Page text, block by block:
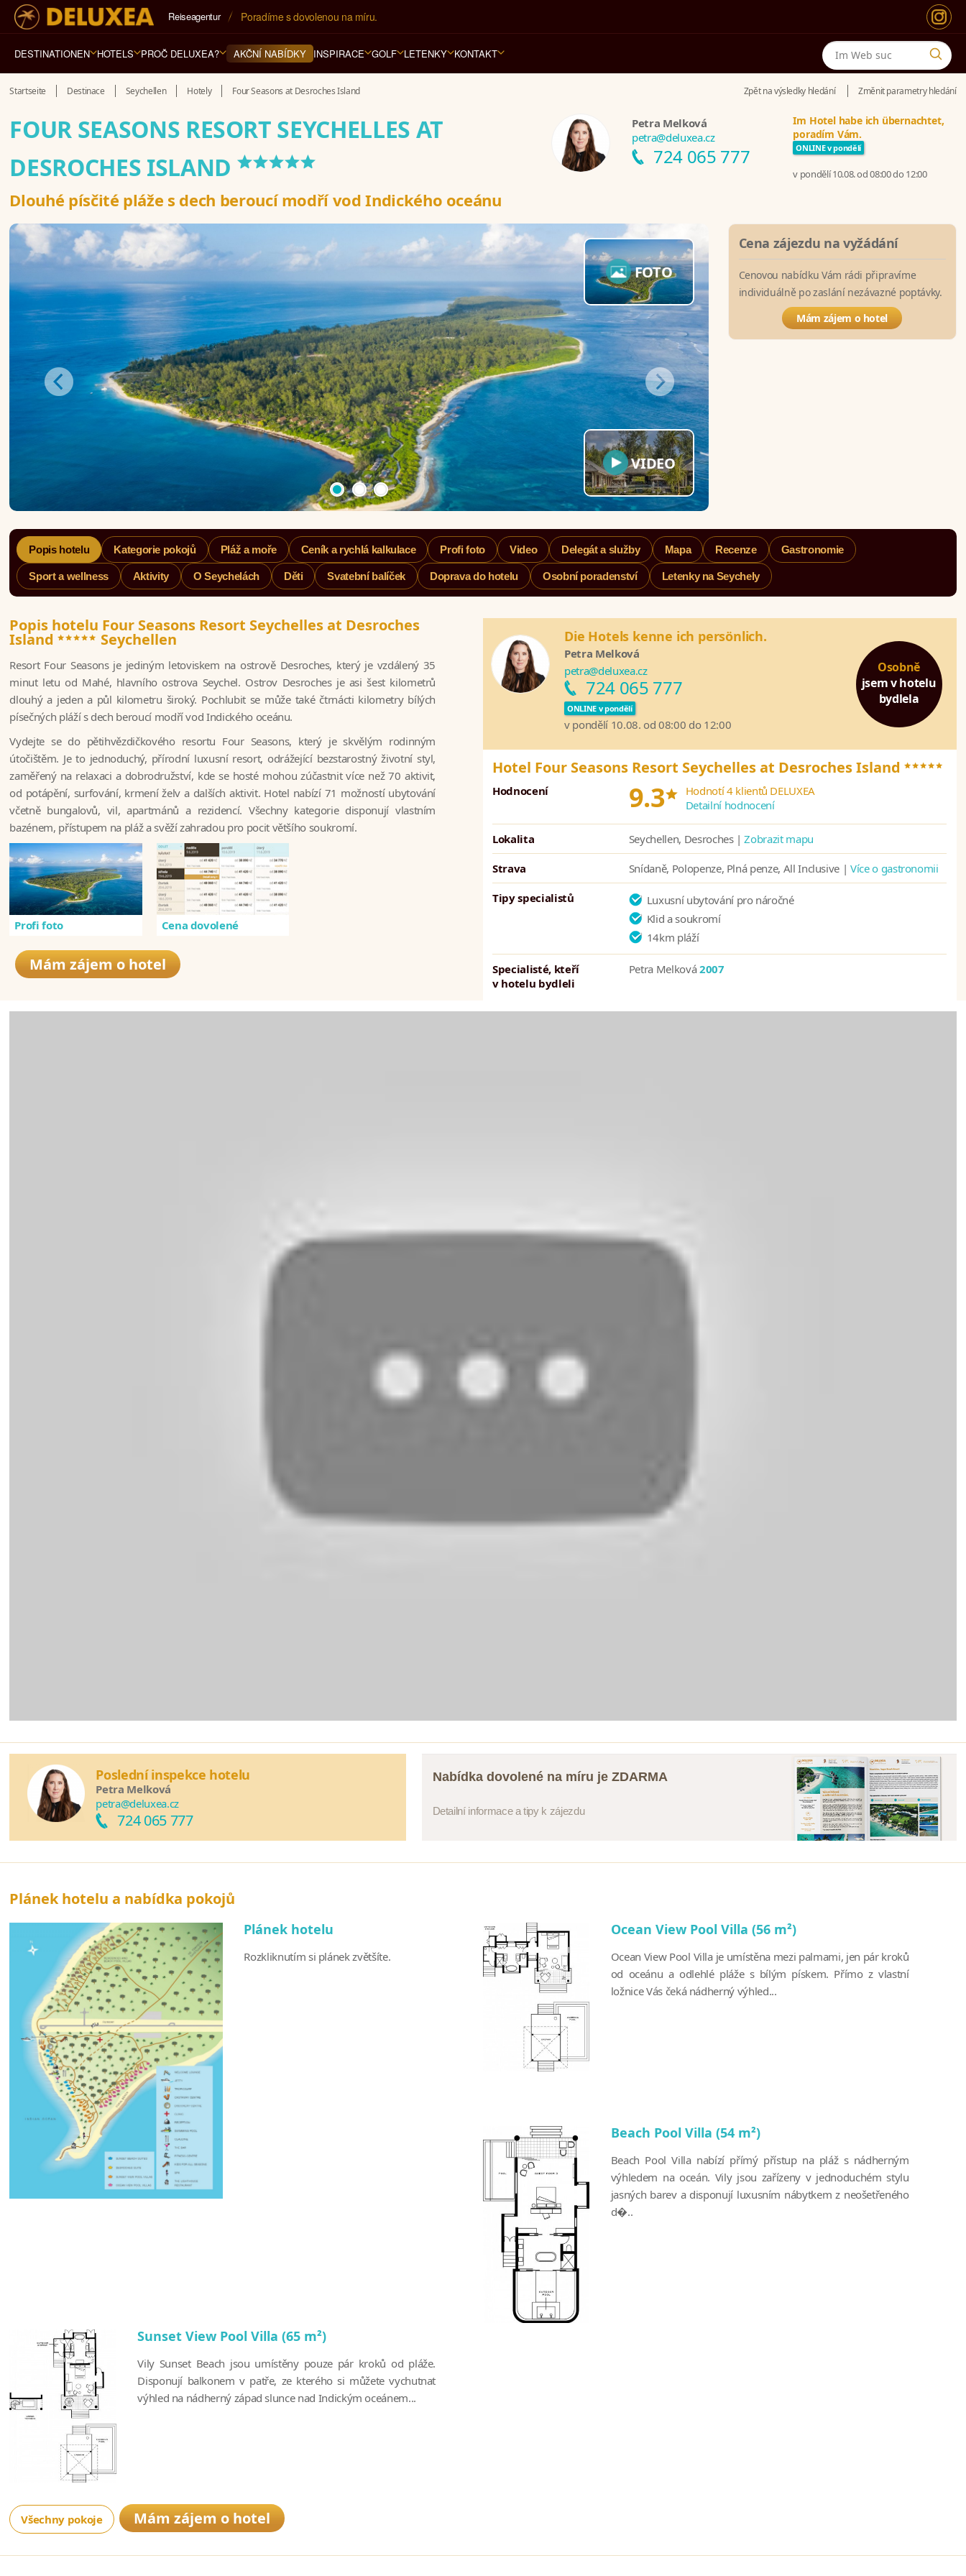
Reiseagentur 5* cestovní kancelář na luxusní dovolenou od 100.000 Kč.
DESTINATIONEN HOTELS PROČ DELUXEA? AKČNÍ NABÍDKY INSPIRACE GOLF LETENKY KONTAKT
Startseite Destinace Seychellen Hotely Four Seasons at Desroches Island Zpět na výsledky hledání Změnit parametry hledání
FOUR SEASONS RESORT SEYCHELLES AT
DESROCHES ISLAND *****
Dlouhé písčité pláže s dech beroucí modří vod Indického oceánu
Petra Melková
petra@deluxea.cz
724 065 777
Im Hotel habe ich übernachtet,
poradím Vám.
ONLINE v pondělí
v pondělí 10.08. od 08:00 do 12:00
FOTO
VIDEO
Cena zájezdu na vyžádání
Cenovou nabídku Vám rádi připravíme
individuálně po zaslání nezávazné poptávky.
Mám zájem o hotel
Popis hotelu Kategorie pokojů Pláž a moře Ceník a rychlá kalkulace Profi foto Video Delegát a služby Mapa Recenze Gastronomie
Sport a wellness Aktivity O Seychelách Děti Svatební balíček Doprava do hotelu Osobní poradenství Letenky na Seychely
Osobně
jsem v hotelu
bydlela
Die Hotels kenne ich persönlich.
Petra Melková
petra@deluxea.cz
724 065 777
ONLINE v pondělí
v pondělí 10.08. od 08:00 do 12:00
Hotel Four Seasons Resort Seychelles at Desroches Island*****
Hodnocení 9.3* Hodnotí 4 klientů DELUXEA
Detailní hodnocení
Lokalita Seychellen, Desroches |Zobrazit mapu
Strava Snídaně, Polopenze, Plná penze, All Inclusive |Více o gastronomii
Tipy specialistů
Luxusní ubytování pro náročné
Klid a soukromí
14km pláží
Specialisté, kteří
v hotelu bydleli
Petra Melková2007
Popis hotelu Four Seasons Resort Seychelles at Desroches
Island***** Seychellen
Resort Four Seasons je jediným letoviskem na ostrově Desroches, který je vzdálený 35
minut letu od Mahé, hlavního ostrova Seychel. Ostrov Desroches je asi šest kilometrů
dlouhý a jeden a půl kilometru široký. Pochlubit se může také čtrnácti kilometry bílých
písečných pláží s dech beroucí modří vod Indického oceánu.
Vydejte se do pětihvězdičkového resortu Four Seasons, který je skvělým rodinným
útočištěm. Je to jednoduchý, přírodní luxusní resort, odrážející bezstarostný životní styl,
zaměřený na relaxaci a dobrodružství, kde se hosté mohou zúčastnit více než 70 aktivit,
od potápění, surfování, krmení želv a dalších aktivit. Hotel nabízí 71 možností ubytování
včetně bungalovů, vil, apartmánů a rezidencí. Všechny kategorie disponují vlastním
bazénem, přístupem na pláž a svěží zahradou pro pocit většího soukromí.
Profi foto Cena dovolené
Mám zájem o hotel
Poslední inspekce hotelu
Petra Melková
petra@deluxea.cz
724 065 777
Nabídka dovolené na míru je ZDARMA
Detailní informace a tipy k zájezdu
Plánek hotelu a nabídka pokojů
Plánek hotelu
Rozkliknutím si plánek zvětšíte.
Ocean View Pool Villa (56 m²)
Ocean View Pool Villa je umístěna mezi palmami, jen pár kroků
od oceánu a odlehlé pláže s bílým pískem. Přímo z vlastní
ložnice Vás čeká nádherný výhled...
Beach Pool Villa (54 m²)
Beach Pool Villa nabízí přímý přístup na pláž s nádherným
výhledem na oceán. Vily jsou zařízeny v jednoduchém stylu
jasných barev a disponují luxusním nábytkem z neošetřeného
d�..
Sunset View Pool Villa (65 m²)
Vily Sunset Beach jsou umístěny pouze pár kroků od pláže.
Disponují balkonem v patře, ze kterého si můžete vychutnat
výhled na nádherný západ slunce nad Indickým oceánem...
Všechny pokoje Mám zájem o hotel